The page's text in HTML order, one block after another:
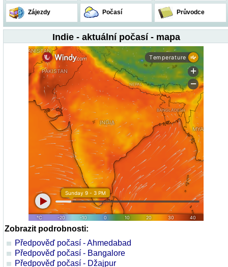
Zájezdy Počasí Průvodce
Indie - aktuální počasí - mapa
Zobrazit podrobnosti:
Předpověď počasí - Ahmedabad
Předpověď počasí - Bangalore
Předpověď počasí - Džajpur